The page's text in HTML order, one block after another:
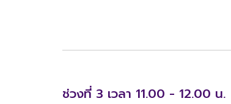
ช่วงที่ 3 เวลา 11.00 - 12.00 น.